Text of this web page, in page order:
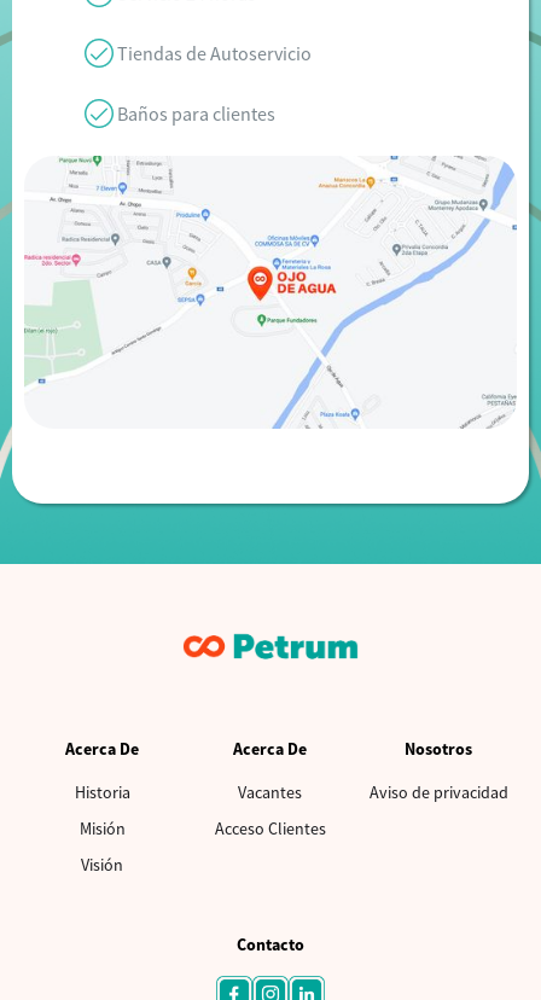
Tiendas de Autoservicio
Baños para clientes
Acerca De
Historia
Misión
Visión
Acerca De
Vacantes
Acceso Clientes
Nosotros
Aviso de privacidad
Contacto